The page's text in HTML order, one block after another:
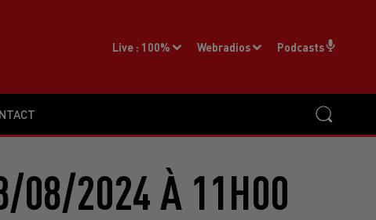
Live : 100% Webradios Podcasts
08/2024 À 11H00